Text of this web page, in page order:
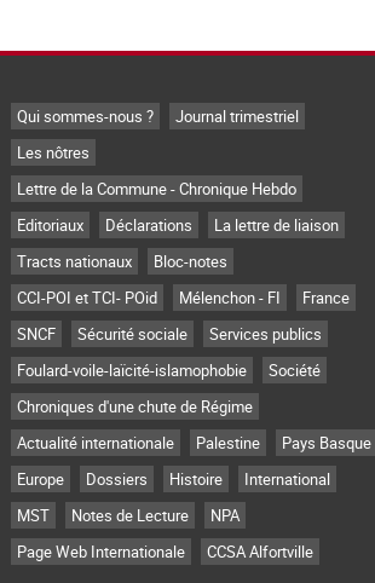
Qui sommes-nous ?
Journal trimestriel
Les nôtres
Lettre de la Commune - Chronique Hebdo
Editoriaux
Déclarations
La lettre de liaison
Tracts nationaux
Bloc-notes
CCI-POI et TCI- POid
Mélenchon - FI
France
SNCF
Sécurité sociale
Services publics
Foulard-voile-laïcité-islamophobie
Société
Chroniques d'une chute de Régime
Actualité internationale
Palestine
Pays Basque
Europe
Dossiers Histoire
International
MST
Notes de Lecture
NPA
Page Web Internationale
CCSA Alfortville